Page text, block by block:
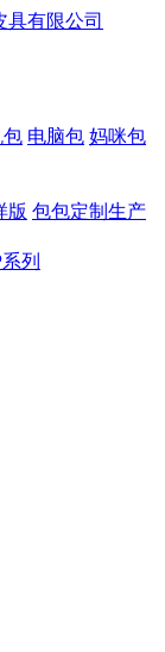
包 电脑包 妈咪包
版 包包定制生产
列